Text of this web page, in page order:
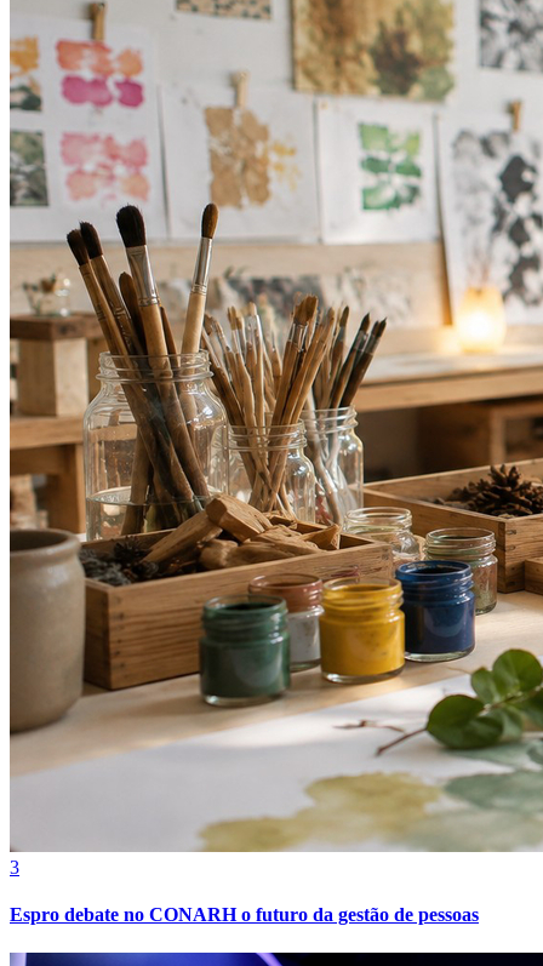
Atlético-MG
3
Espro debate no CONARH o futuro da gestão de pessoas